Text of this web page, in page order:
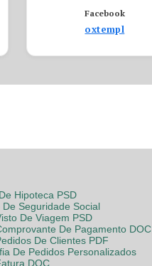
Facebook
oxtempl
Hipoteca PSD
De Seguridade Social
De Viagem PSD
De Pagamento DOC
De Clientes PDF
De Pedidos Personalizados
DOC